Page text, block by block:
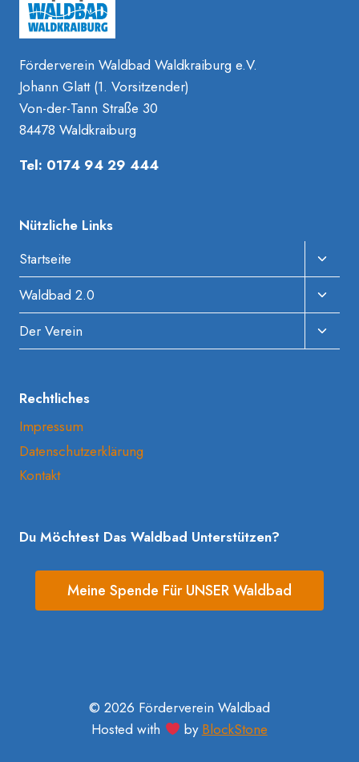
Förderverein Waldbad Waldkraiburg e.V.
Johann Glatt (1. Vorsitzender)
Von-der-Tann Straße 30
84478 Waldkraiburg
Tel: 0174 94 29 444
Nützliche Links
Startseite
Waldbad 2.0
Der Verein
Rechtliches
Impressum
Datenschutzerklärung
Kontakt
Du Möchtest Das Waldbad Unterstützen?
Meine Spende Für UNSER Waldbad
© 2026 Förderverein Waldbad
Hosted with
by BlockStone